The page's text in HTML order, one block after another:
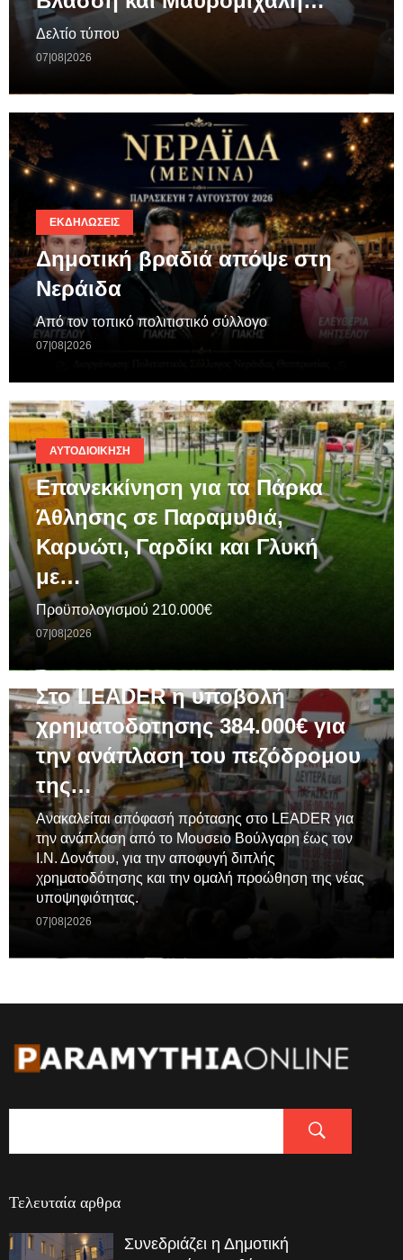
Δελτίο τύπου
07|08|2026
ΕΚΔΗΛΏΣΕΙΣ
Δημοτική βραδιά απόψε στη
Νεράιδα
Από τον τοπικό πολιτιστικό σύλλογο
07|08|2026
ΑΥΤΟΔΙΟΊΚΗΣΗ
Επανεκκίνηση για τα Πάρκα
Άθλησης σε Παραμυθιά,
Καρυώτι, Γαρδίκι και Γλυκή
με…
Προϋπολογισμού 210.000€
07|08|2026
Στο LEADER η υποβολή
χρηματοδοτησης 384.000€ για
την ανάπλαση του πεζόδρομου
της…
Ανακαλείται απόφασή πρότασης στο LEADER για
την ανάπλαση από το Μουσειο Βούλγαρη έως τον
Ι.Ν. Δονάτου, για την αποφυγή διπλής
χρηματοδότησης και την ομαλή προώθηση της νέας
υποψηφιότητας.
07|08|2026
Τελευταία αρθρα
Συνεδριάζει η Δημοτική